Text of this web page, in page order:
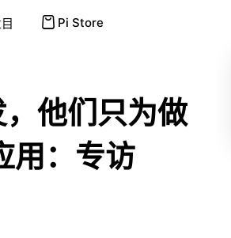
Pi Store
他们只为做
用：专访